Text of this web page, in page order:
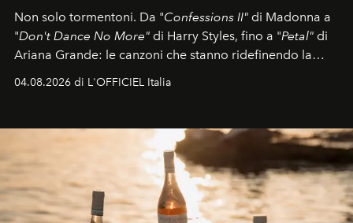
Non solo tormentoni. Da "Confessions II" di Madonna a
"Don't Dance No More" di Harry Styles, fino a "Petal" di
Ariana Grande: le canzoni che stanno ridefinendo la
colonna sonora della stagione.
04.08.2026 di L'OFFICIEL Italia